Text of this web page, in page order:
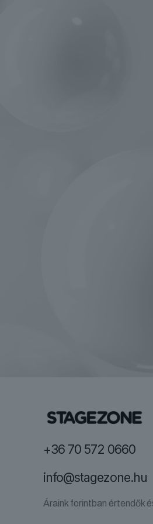
+36 70 572 0660
info@stagezone.hu
Áraink forintban értendők